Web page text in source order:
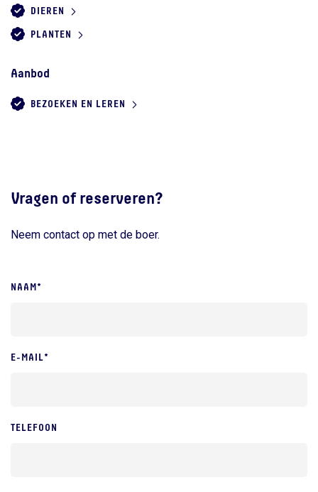
DIEREN
PLANTEN
Aanbod
BEZOEKEN EN LEREN
Vragen of reserveren?
Neem contact op met de boer.
NAAM*
E-MAIL*
TELEFOON